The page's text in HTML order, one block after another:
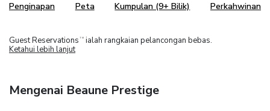
Penginapan Peta Kumpulan (9+ Bilik) Perkahwinan
Guest Reservations TM ialah rangkaian pelancongan bebas.
Ketahui lebih lanjut
Mengenai Beaune Prestige